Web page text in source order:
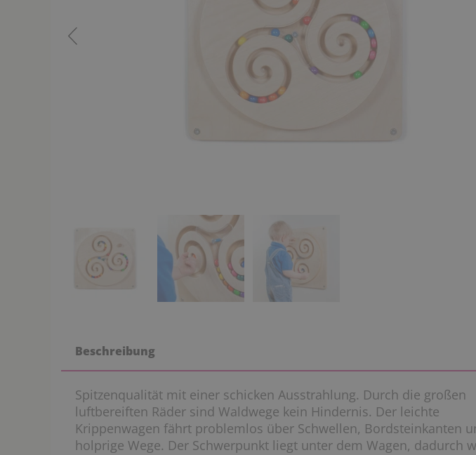
Beschreibung
Spitzenqualität mit einer schicken Ausstrahlung. Durch die großen
luftbereiften Räder sind Waldwege kein Hindernis. Der leichte
Krippenwagen fährt problemlos über Schwellen, Bordsteinkanten
holprige Wege. Der Schwerpunkt liegt unter dem Wagen, dadurch